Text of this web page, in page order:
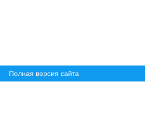
Полная версия сайта